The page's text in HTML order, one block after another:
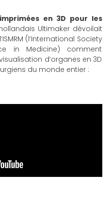
en 3D pour les
Ultimaker dévoilait
(l’International Society
in Medicine) comment
d’organes en 3D
du monde entier :